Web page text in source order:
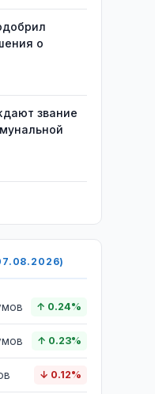
о
звание
↑ 0.24%
↑ 0.23%
↓ 0.12%